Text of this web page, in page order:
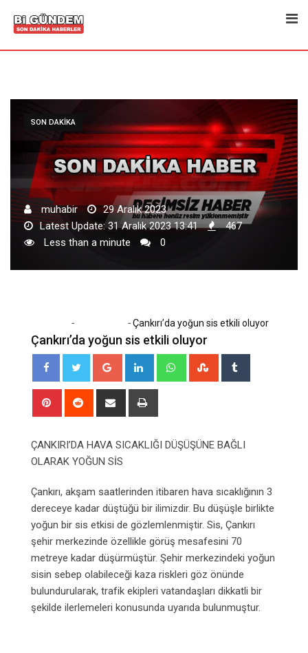
SON DAKIKA
muhabir
29 Aralık 2023
Latest Update: 31 Aralık 2023 13:41
467
Less than a minute
0
- -Çankırı’da yoğun sis etkili oluyor
Çankırı’da yoğun sis etkili oluyor
Google+ LinkedIn WhatsappStumbleUpon
Pinterest Reddit
Share
ÇANKIRI’DA HAVA SICAKLIĞI DÜŞÜŞÜNE BAĞLI
OLARAK YOĞUN SİS
Çankırı, akşam saatlerinden itibaren hava sıcaklığının 3
dereceye kadar düştüğü bir ilimizdir. Bu düşüşle birlikte
yoğun bir sis etkisi de gözlemlenmiştir. Sis, Çankırı
şehir merkezinde özellikle görüş mesafesini 70
metreye kadar düşürmüştür. Şehir merkezindeki yoğun
sisin sebep olabileceği kaza riskleri göz önünde
bulundurularak, trafik ekipleri vatandaşları dikkatli bir
şekilde ilerlemeleri konusunda uyarıda bulunmuştur.